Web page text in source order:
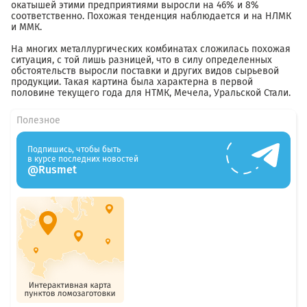
окатышей этими предприятиями выросли на 46% и 8%
соответственно. Похожая тенденция наблюдается и на НЛМК
и ММК.
На многих металлургических комбинатах сложилась похожая
ситуация, с той лишь разницей, что в силу определенных
обстоятельств выросли поставки и других видов сырьевой
продукции. Такая картина была характерна в первой
половине текущего года для НТМК, Мечела, Уральской Стали.
Полезное
Подпишись, чтобы быть
в курсе последних новостей
@Rusmet